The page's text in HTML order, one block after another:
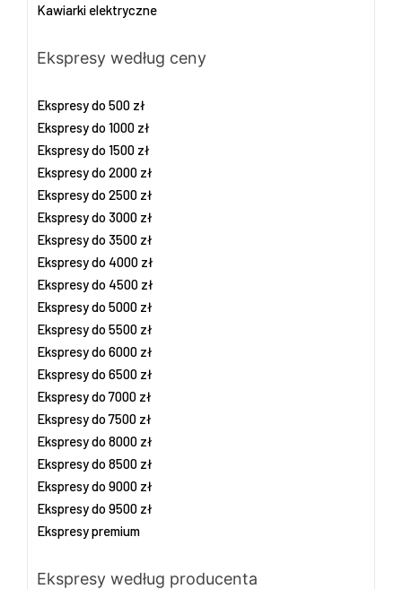
Kawiarki elektryczne
Ekspresy według ceny
Ekspresy do 500 zł
Ekspresy do 1000 zł
Ekspresy do 1500 zł
Ekspresy do 2000 zł
Ekspresy do 2500 zł
Ekspresy do 3000 zł
Ekspresy do 3500 zł
Ekspresy do 4000 zł
Ekspresy do 4500 zł
Ekspresy do 5000 zł
Ekspresy do 5500 zł
Ekspresy do 6000 zł
Ekspresy do 6500 zł
Ekspresy do 7000 zł
Ekspresy do 7500 zł
Ekspresy do 8000 zł
Ekspresy do 8500 zł
Ekspresy do 9000 zł
Ekspresy do 9500 zł
Ekspresy premium
Ekspresy według producenta